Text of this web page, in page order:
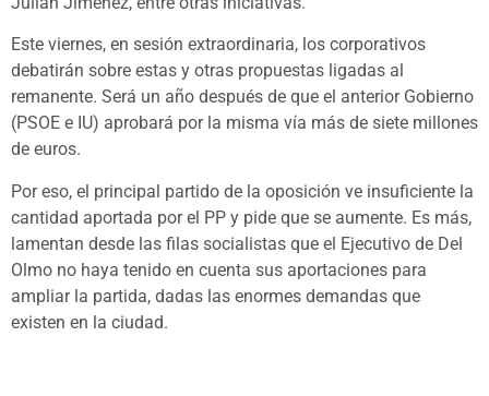
Este viernes, en sesión extraordinaria, los corporativos
debatirán sobre estas y otras propuestas ligadas al
remanente. Será un año después de que el anterior Gobierno
(PSOE e IU) aprobará por la misma vía más de siete millones
de euros.
Por eso, el principal partido de la oposición ve insuficiente la
cantidad aportada por el PP y pide que se aumente. Es más,
lamentan desde las filas socialistas que el Ejecutivo de Del
Olmo no haya tenido en cuenta sus aportaciones para
ampliar la partida, dadas las enormes demandas que
existen en la ciudad.